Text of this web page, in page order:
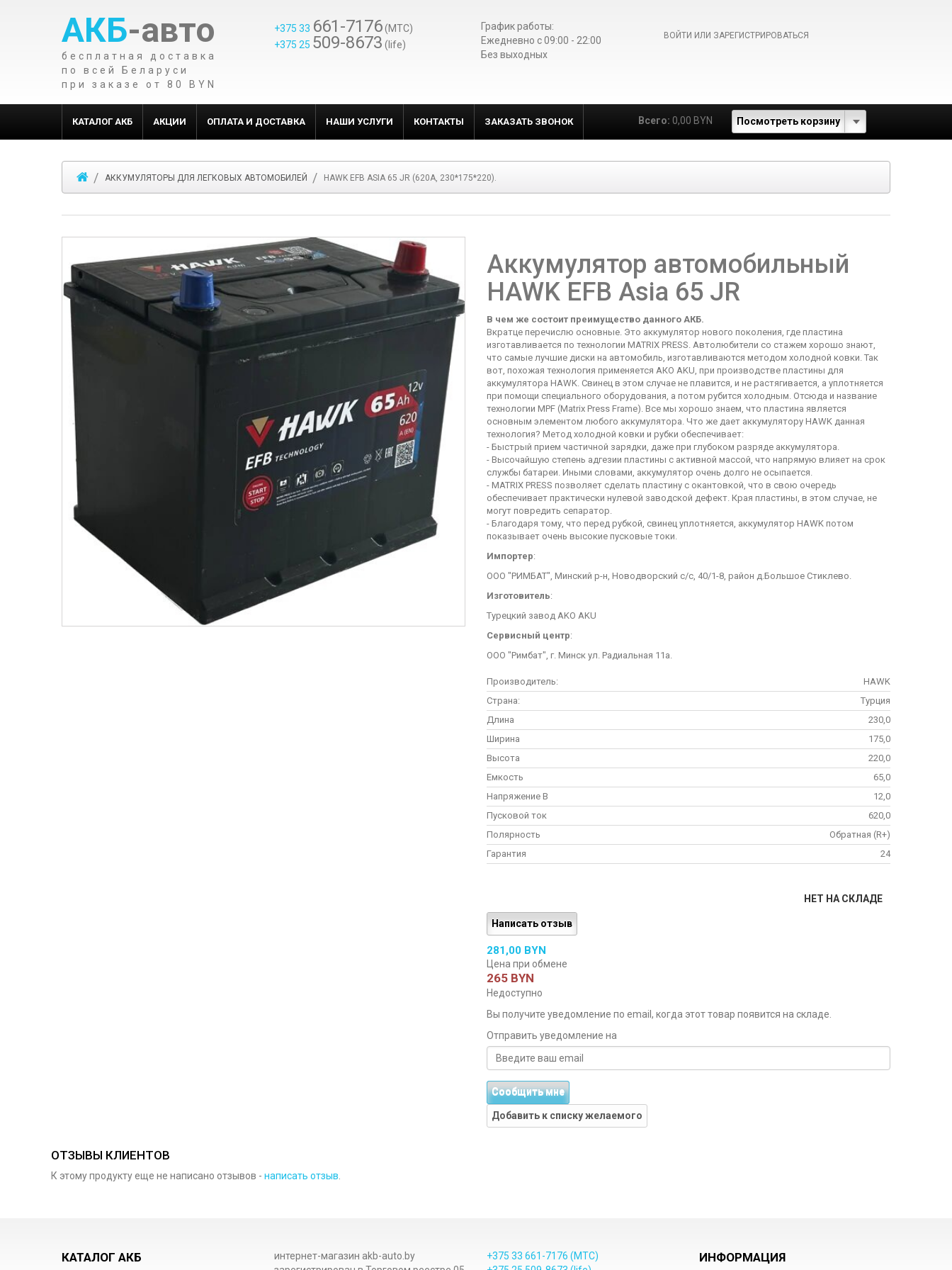
АКБ-авто
бесплатная доставка
по всей Беларуси
при заказе от 80 BYN
+375 33 661-7176(МТС)
+375 25 509-8673 (life)
График работы:
Ежедневно c 09:00 - 22:00
Без выходных
ВОЙТИ ИЛИ ЗАРЕГИСТРИРОВАТЬСЯ
КАТАЛОГ АКБ АКЦИИ ОПЛАТА И ДОСТАВКА НАШИ УСЛУГИ КОНТАКТЫ ЗАКАЗАТЬ ЗВОНОК Всего: 0,00 BYN Посмотреть корзину
АККУМУЛЯТОРЫ ДЛЯ ЛЕГКОВЫХ АВТОМОБИЛЕЙ HAWK EFB ASIA 65 JR (620A, 230*175*220).
Аккумулятор автомобильный
HAWK EFB Asia 65 JR
В чем же состоит преимущество данного АКБ.
Вкратце перечислю основные. Это аккумулятор нового поколения, где пластина
изготавливается по технологии MATRIX PRESS. Автолюбители со стажем хорошо знают,
что самые лучшие диски на автомобиль, изготавливаются методом холодной ковки. Так
вот, похожая технология применяется АКО AKU, при производстве пластины для
аккумулятора HAWK. Свинец в этом случае не плавится, и не растягивается, а уплотняется
при помощи специального оборудования, а потом рубится холодным. Отсюда и название
технологии MPF (Matrix Press Frame). Все мы хорошо знаем, что пластина является
основным элементом любого аккумулятора. Что же дает аккумулятору HAWK данная
технология? Метод холодной ковки и рубки обеспечивает:
- Быстрый прием частичной зарядки, даже при глубоком разряде аккумулятора.
- Высочайшую степень адгезии пластины с активной массой, что напрямую влияет на срок
службы батареи. Иными словами, аккумулятор очень долго не осыпается.
- MATRIX PRESS позволяет сделать пластину с окантовкой, что в свою очередь
обеспечивает практически нулевой заводской дефект. Края пластины, в этом случае, не
могут повредить сепаратор.
- Благодаря тому, что перед рубкой, свинец уплотняется, аккумулятор HAWK потом
показывает очень высокие пусковые токи.
Импортер:
ООО "РИМБАТ", Минский р-н, Новодворский с/с, 40/1-8, район д.Большое Стиклево.
Изготовитель:
Турецкий завод AKO AKU
Сервисный центр:
ООО "Римбат", г. Минск ул. Радиальная 11а.
Производитель:
HAWK
Страна:
Турция
Длина
230,0
Ширина
175,0
Высота
220,0
Емкость
65,0
Напряжение В
12,0
Пусковой ток
620,0
Полярность
Обратная (R+)
Гарантия
24
НЕТ НА СКЛАДЕ
Написать отзыв
281,00 BYN
Цена при обмене
265 BYN
Недоступно
Вы получите уведомление по email, когда этот товар появится на складе.
Отправить уведомление на
Сообщить мне
Добавить к списку желаемого
ОТЗЫВЫ КЛИЕНТОВ
К этому продукту еще не написано отзывов - написать отзыв.
КАТАЛОГ АКБ
интернет-магазин akb-auto.by
+375 33 661-7176 (МТС)
ИНФОРМАЦИЯ